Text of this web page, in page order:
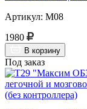
Артикул: М08
1980
В корзину
Под заказ